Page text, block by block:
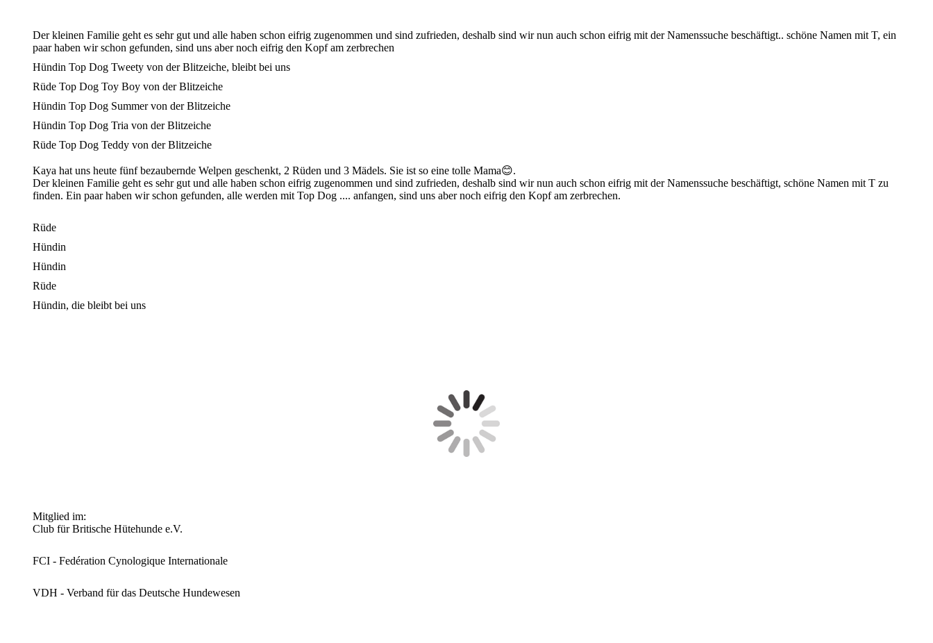
Der kleinen Familie geht es sehr gut und alle haben schon eifrig zugenommen und sind zufrieden, deshalb sind wir nun auch schon eifrig mit der Namenssuche beschäftigt.. schöne Namen mit T, ein
paar haben wir schon gefunden, sind uns aber noch eifrig den Kopf am zerbrechen
Hündin Top Dog Tweety von der Blitzeiche, bleibt bei uns
Rüde Top Dog Toy Boy von der Blitzeiche
Hündin Top Dog Summer von der Blitzeiche
Hündin Top Dog Tria von der Blitzeiche
Rüde Top Dog Teddy von der Blitzeiche
Kaya hat uns heute fünf bezaubernde Welpen geschenkt, 2 Rüden und 3 Mädels. Sie ist so eine tolle Mama😊.
Der kleinen Familie geht es sehr gut und alle haben schon eifrig zugenommen und sind zufrieden, deshalb sind wir nun auch schon eifrig mit der Namenssuche beschäftigt, schöne Namen mit T zu
finden. Ein paar haben wir schon gefunden, alle werden mit Top Dog .... anfangen, sind uns aber noch eifrig den Kopf am zerbrechen.
Rüde
Hündin
Hündin
Rüde
Hündin, die bleibt bei uns
Mitglied im:
Club für Britische Hütehunde e.V.
FCI - Fedération Cynologique Internationale
VDH - Verband für das Deutsche Hundewesen